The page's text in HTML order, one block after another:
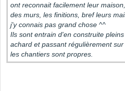
ont reconnait facilement leur
des murs, les finitions, bref leurs
j'y connais pas grand chose ^^
Ils sont entrain d'en construite
achard et passant régulièrement
les chantiers sont propres.